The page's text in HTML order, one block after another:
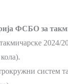
ФСБО за
систем